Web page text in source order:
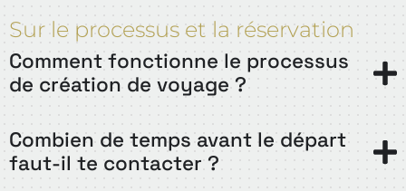
Sur le processus et la réservation
Comment fonctionne le processus
de création de voyage ?
Combien de temps avant le départ
faut-il te contacter ?